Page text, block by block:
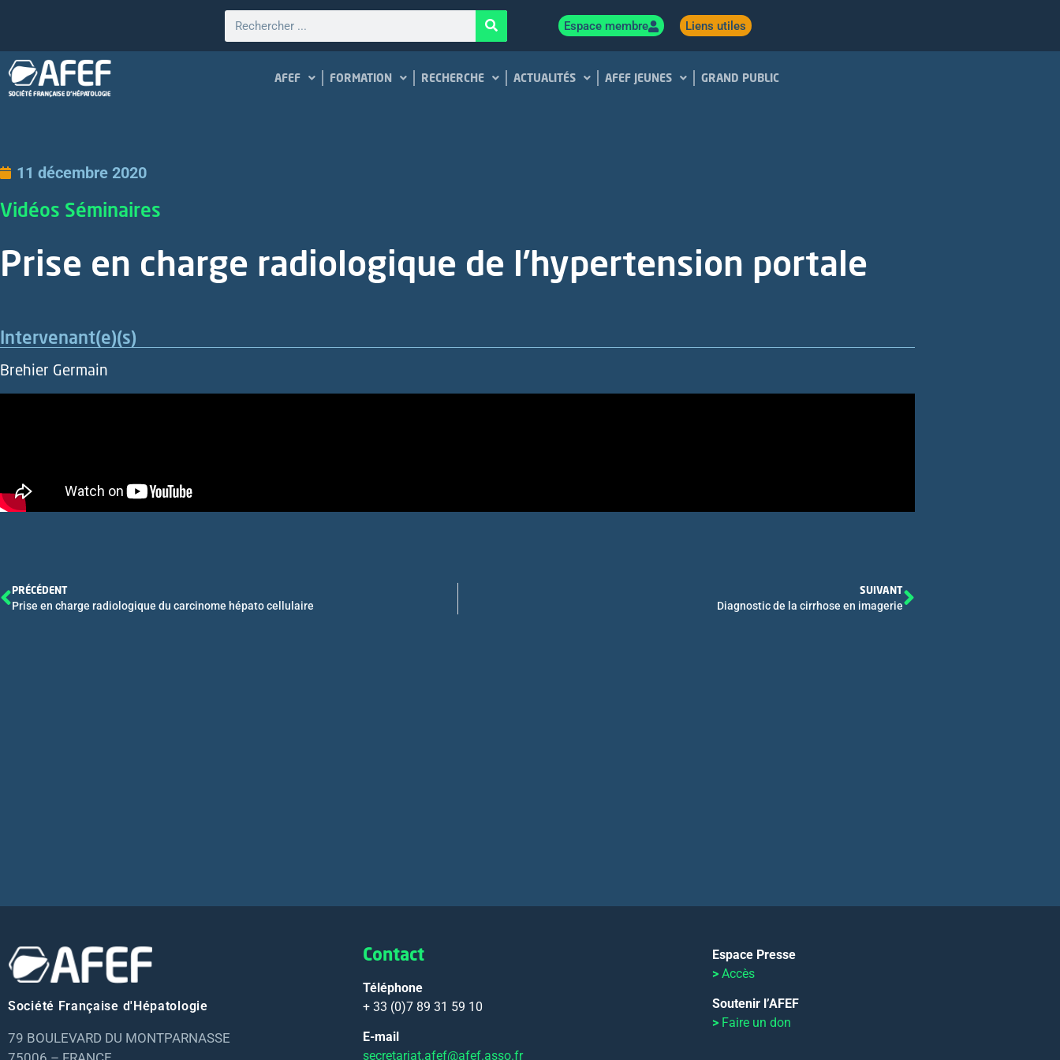
Espace membre Liens utiles
AFEF FORMATION RECHERCHE ACTUALITÉS AFEF JEUNES GRAND PUBLIC
11 décembre 2020
Vidéos Séminaires
Prise en charge radiologique de l’hypertension portale
Intervenant(e)(s)
Brehier Germain
PRÉCÉDENT
Prise en charge radiologique du carcinome hépato cellulaire
SUIVANT
Diagnostic de la cirrhose en imagerie
Société Française d'Hépatologie
79 BOULEVARD DU MONTPARNASSE
Contact
Téléphone
+ 33 (0)7 89 31 59 10
E-mail
secretariat.afef@afef.asso.fr
Espace Presse
>Accès
Soutenir l’AFEF
> Faire un don